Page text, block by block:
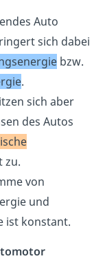
Auto
sich dabei
bzw.
.
sich aber
des Autos
zu.
von
und
ist konstant.